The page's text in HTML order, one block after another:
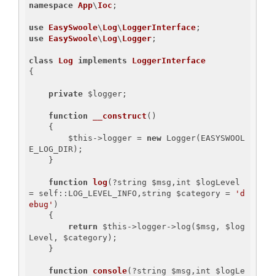
namespace App\ Ioc ;
use EasySwoole\ Log\ LoggerInterface
use EasySwoole\ Log\ Logger ;
class Log implements
LoggerInterface
{
private $logger;
function __construct ()
{
        $this->logger =
new Logger(EASYSWOOL
E_LOG_DIR);
function log (?string $msg,int $logLevel
= self::LOG_LEVEL_INFO,string $category =
'd
ebug' )
{
return $this->logger->log($msg, $log
Level, $category);
function console(?string $msg,int $logLe